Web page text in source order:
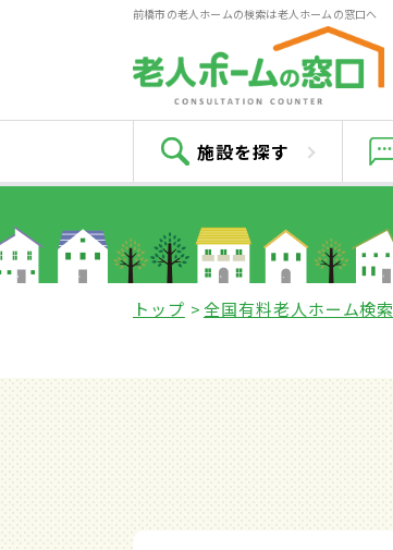
前橋市の老人ホームの検索は老人ホームの窓口へ
施設を探す
トップ 全国有料老人ホーム検索